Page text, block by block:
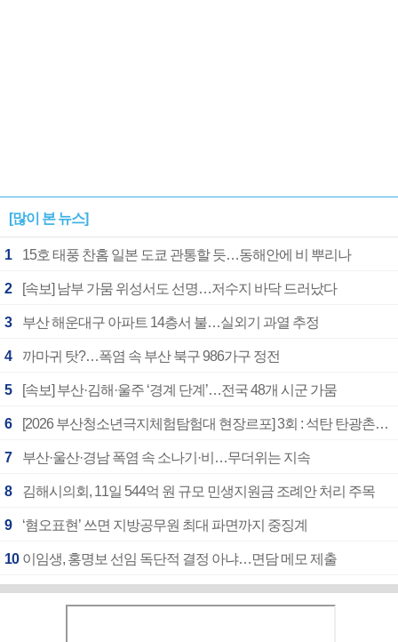
[많이 본 뉴스]
1 15호 태풍 찬홈 일본 도쿄 관통할 듯…동해안에 비 뿌리나
2 [속보] 남부 가뭄 위성서도 선명…저수지 바닥 드러났다
3 부산 해운대구 아파트 14층서 불…실외기 과열 추정
4 까마귀 탓?…폭염 속 부산 북구 986가구 정전
5 [속보] 부산·김해·울주 ‘경계 단계’…전국 48개 시군 가뭄
6 [2026 부산청소년극지체험탐험대 현장르포] 3회 : 석탄 탄광촌에서 북극 연구의 중심지로
7 부산·울산·경남 폭염 속 소나기·비…무더위는 지속
8 김해시의회, 11일 544억 원 규모 민생지원금 조례안 처리 주목
9 ‘혐오표현’ 쓰면 지방공무원 최대 파면까지 중징계
10 이임생, 홍명보 선임 독단적 결정 아냐…면담 메모 제출